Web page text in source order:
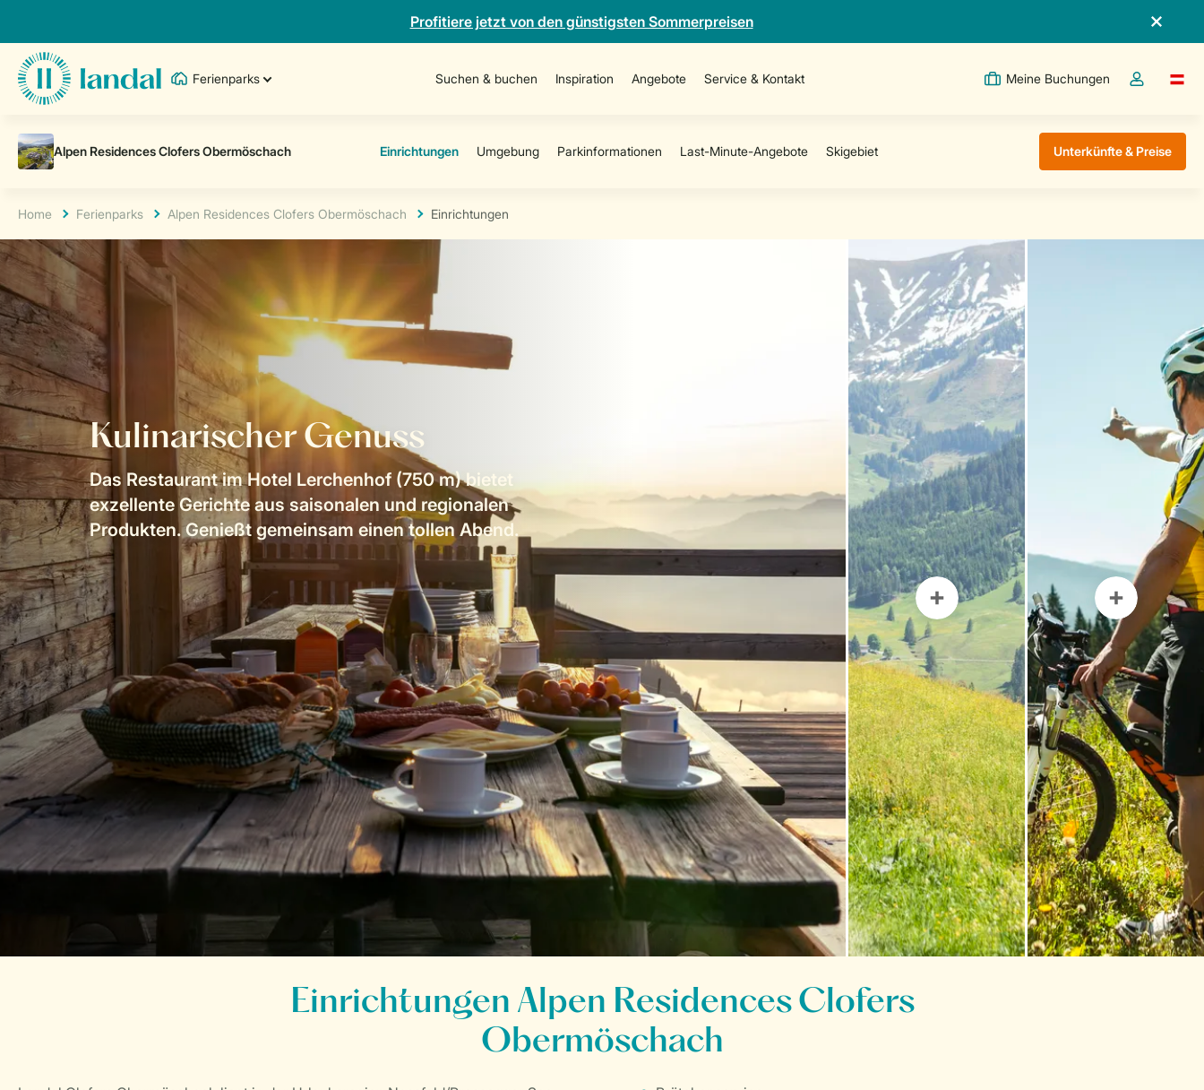
Profitiere jetzt von den günstigsten Sommerpreisen
Ferienparks Suchen & buchen Inspiration Angebote Service & Kontakt Meine Buchungen
Dropdown-
Unterkünfte & Preise
Home Ferienparks Alpen Residences Clofers Obermöschach Einrichtungen
Kulinarischer Genuss
Das Restaurant im Hotel Lerchenhof (750 m) bietet
exzellente Gerichte aus saisonalen und regionalen
Produkten. Genießt gemeinsam einen tollen Abend.
Einrichtungen Alpen Residences Clofers
Obermöschach